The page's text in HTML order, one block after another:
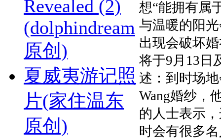
Revealed (2)
(dolphindream
原创)
夏威夷游记照
片(家住温东
原创)
想“能拥有属
与温暖的阳
出现会破坏
将于9月13日
述：到时场
Wang婚纱，
的人士表示
时会有很多